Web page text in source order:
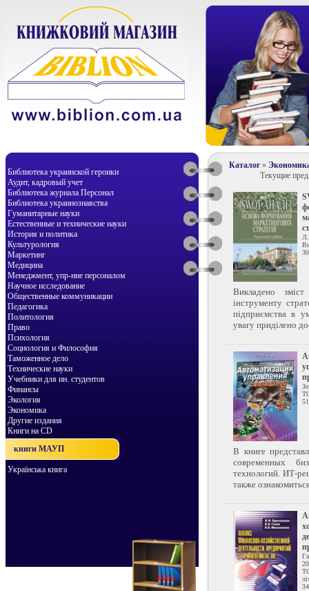
Библиотека украинской героики
Аудит, кадровый учет
Библиотека журнала Персонал
Библиотека украинознавства
Гуманитарные науки
Естественные и технические науки
История и политика
Культурология
Маркетинг
Медицина
Менеджмент, упр-ние персоналом
Научное исследование
Общественные коммуникации
Педагогика
Политология
Право
Психология
Социология и Философия
Таможенное дело
Технические науки
Учебники для ин. студентов
Финансы
Экология
Экономика
Другие издания
Книги на CD
книги МАУП
Українська книга
Каталог»
Текущие
Викладено
інструменту
підприємства в
увагу приділено
В книге
современных
технологий. ИТ-
также